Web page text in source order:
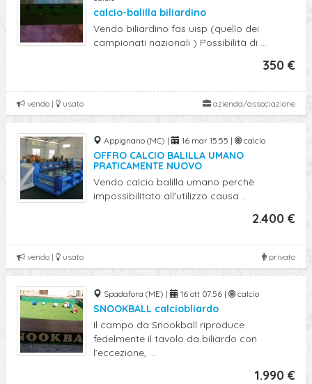
calcio-balilla biliardino
Vendo biliardino fas uisp (quello dei
campionati nazionali ) Possibilità di ...
350 €
azienda/associazione
vendo | usato
Appignano (MC) | 16 mar 15:55 | calcio
OFFRO CALCIO BALILLA UMANO
PRATICAMENTE NUOVO
Vendo calcio balilla umano perchè
impossibilitato all'utilizzo causa ...
2.400 €
privato
vendo | usato
Spadafora (ME) | 16 ott 07:56 | calcio
SNOOKBALL calciobliardo
Il campo da Snookball riproduce
fedelmente il tavolo da biliardo con
l’eccezione, ...
1.990 €